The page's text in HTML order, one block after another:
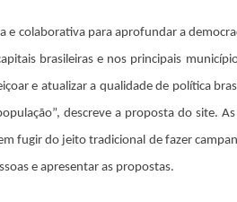
colaborativa para aprofundar a
brasileiras e nos principais
e atualizar a qualidade de política
descreve a proposta do site.
fugir do jeito tradicional de fazer
e apresentar as propostas.